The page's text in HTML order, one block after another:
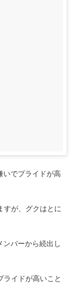
いでプライドが高
すが、グクはとに
ンバーから続出し
ライドが高いこと